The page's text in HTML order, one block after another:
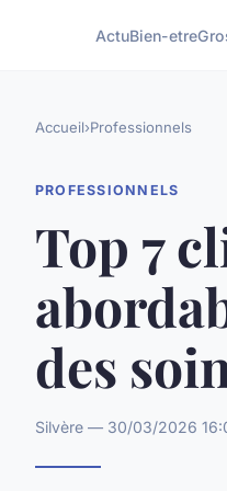
ActuBien-etre
Accueil›Professionnels
PROFESSIONNELS
Top 7
des
Silvère — 30/03/2026